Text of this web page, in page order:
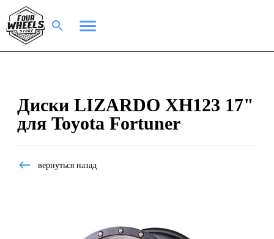
Диски LIZARDO XH123 17"
для Toyota Fortuner
вернуться назад